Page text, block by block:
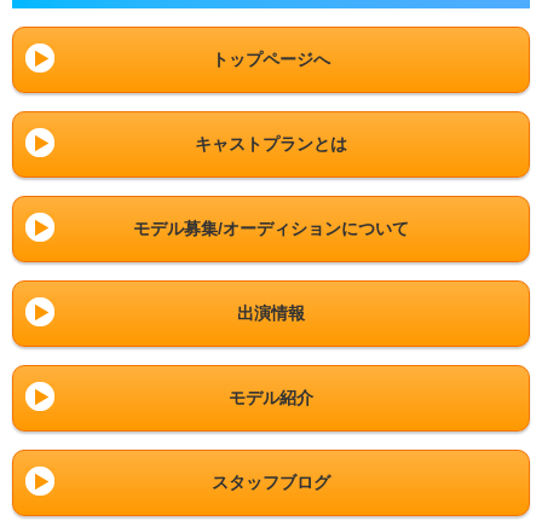
トップページへ
キャストプランとは
モデル募集/オーディションについて
出演情報
モデル紹介
スタッフブログ